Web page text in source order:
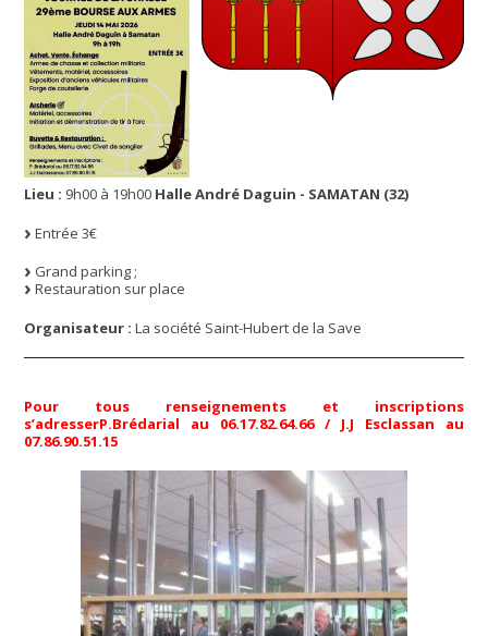
Lieu : 9h00 à 19h00 Halle André Daguin - SAMATAN (32)
Entrée 3€
Grand parking ;
Restauration sur place
Organisateur : La société Saint-Hubert de la Save
Pour tous renseignements et inscriptions
s’adresserP.Brédarial au 06.17.82.64.66 / J.J Esclassan au
07.86.90.51.15